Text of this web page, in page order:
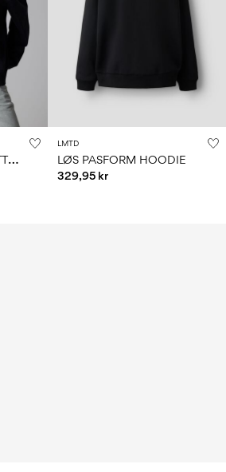
B
ØRSTET SWEAT HÆTTETRØJE MED LYNLÅS
LMTD
LØS PASFORM HOODIE
329,95 kr